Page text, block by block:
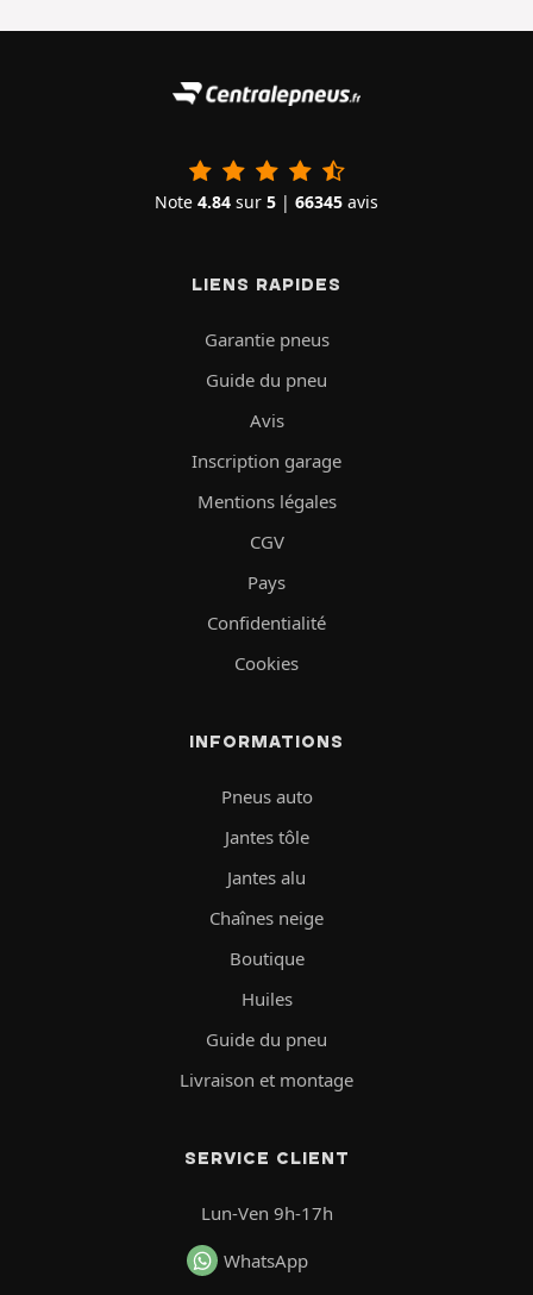
Note 4.84 sur 5 | 66345 avis
LIENS RAPIDES
Garantie pneus
Guide du pneu
Avis
Inscription garage
Mentions légales
CGV
Pays
Confidentialité
Cookies
INFORMATIONS
Pneus auto
Jantes tôle
Jantes alu
Chaînes neige
Boutique
Huiles
Guide du pneu
Livraison et montage
SERVICE CLIENT
Lun-Ven 9h-17h
WhatsApp